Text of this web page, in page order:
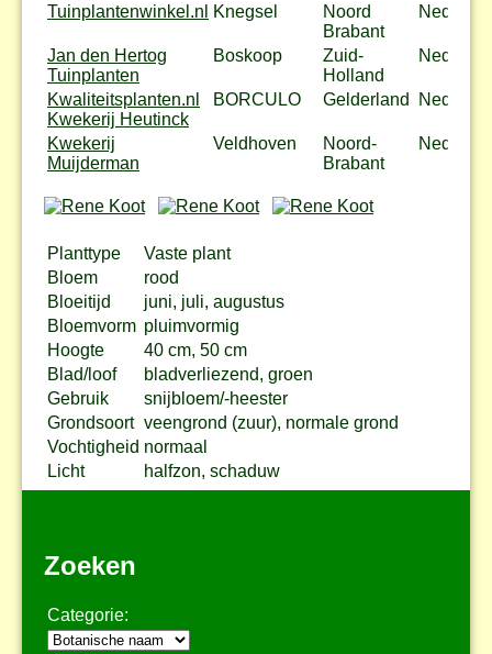
Tuinplantenwinkel.nl Knegsel
Noord
Brabant
Jan den Hertog
Tuinplanten
Boskoop
Zuid-
Holland
Kwaliteitsplanten.nl
Kwekerij Heutinck
BORCULO Gelderland
Kwekerij
Muijderman
Veldhoven
Noord-
Brabant
Planttype
Vaste plant
Bloem
rood
Bloeitijd
juni, juli, augustus
Bloemvorm pluimvormig
Hoogte
40 cm, 50 cm
Blad/loof
bladverliezend, groen
Gebruik
snijbloem/-heester
Grondsoort veengrond (zuur), normale grond
Vochtigheid normaal
Licht
halfzon, schaduw
Zoeken
Categorie: